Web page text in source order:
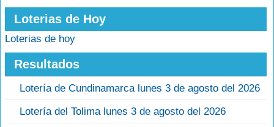
Loterias de Hoy
Loterias de hoy
Resultados
Lotería de Cundinamarca lunes 3 de agosto del 2026
Lotería del Tolima lunes 3 de agosto del 2026